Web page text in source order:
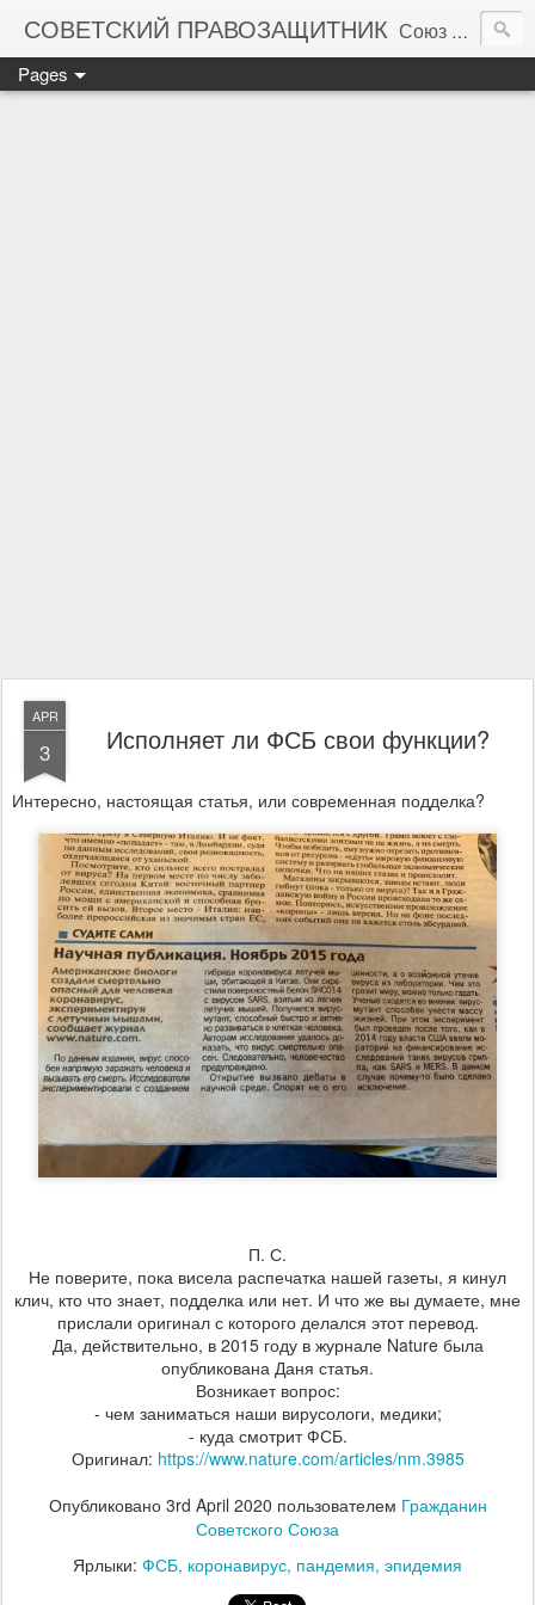
СОВЕТСКИЙ ПРАВОЗАЩИТНИК Союз правозащитников СССР. Правовая помощь гражданам Советского Союза
Pages
APR
3 Исполняет ли ФСБ свои функции?
Интересно, настоящая статья, или современная подделка?
П. С.
Не поверите, пока висела распечатка нашей газеты, я кинул
клич, кто что знает, подделка или нет. И что же вы думаете, мне
прислали оригинал с которого делался этот перевод.
Да, действительно, в 2015 году в журнале Nature была
опубликована Даня статья.
Возникает вопрос:
- чем заниматься наши вирусологи, медики;
- куда смотрит ФСБ.
Оригинал: https://www.nature.com/articles/nm.3985
Опубликовано 3rd April 2020 пользователем Гражданин
Советского Союза
Ярлыки: ФСБ коронавирус пандемия эпидемия